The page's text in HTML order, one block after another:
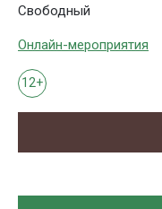
Свободный
Онлайн-мероприятия
12+